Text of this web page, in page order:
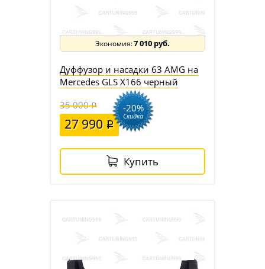
7 010 руб.
Дуффузор и насадки 63 AMG на
Mercedes GLS X166 черный
35 000
27 990
-20%
Скидка
Купить